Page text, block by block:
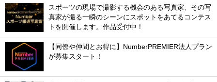
スポーツの現場で撮影する機会のある写真家、その写
真家が撮る一瞬のシーンにスポットをあてるコンテス
トを開催します。作品受付中！
【同僚や仲間とお得に】NumberPREMIER法人プラン
が募集スタート！